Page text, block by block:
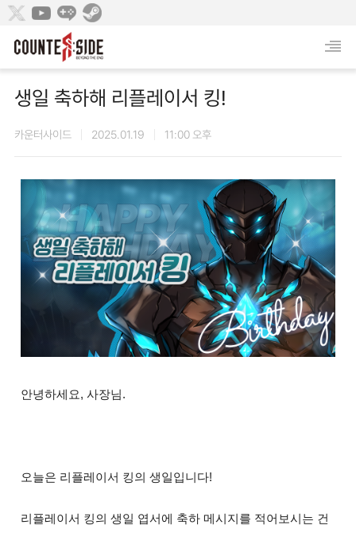
생일 축하해 리플레이서 킹!
카운터사이드 2025.01.19 11:00 오후
안녕하세요, 사장님.
오늘은 리플레이서 킹의 생일입니다!
리플레이서 킹의 생일 엽서에 축하 메시지를 적어보시는 건